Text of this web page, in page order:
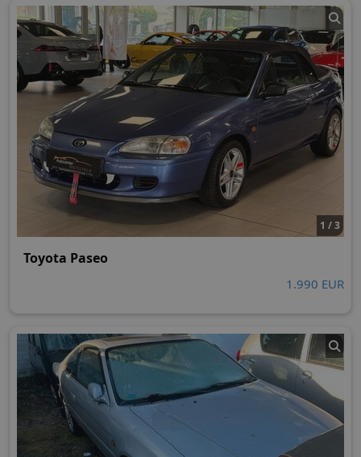
1 / 3
Toyota Paseo
1.990 EUR